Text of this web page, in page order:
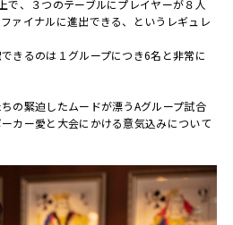
で、３つのテーブルにプレイヤーが８人
ァイナルに進出できる、というレギュレ
きるのは１グループにつき6名と非常に
の緊迫したムードが漂うAグループ試合
カー愛と大会にかける意気込みについて